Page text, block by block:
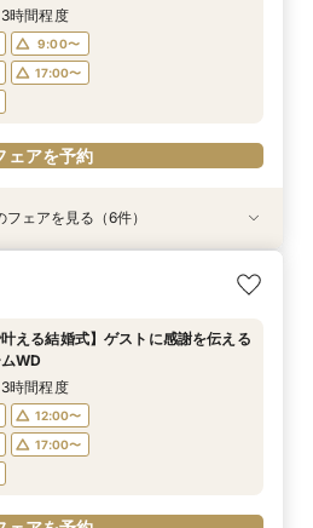
ェアを予約
ェアを予約
ェアを予約
17:00〜
ェアを予約
17:00〜
ェアを予約
17:00〜
ェアを予約
時間程度
9:00〜
17:00〜
ェアを予約
える結婚式】ゲストに感謝を伝える
WD
9:00〜
17:00〜
ェアを予約
挙式のみ・家族婚もOK】結婚準備
会◆
9:00〜
17:00〜
ェアを予約
の見学の方】見積比較！会場見学＆
相談
9:00〜
17:00〜
ェアを予約
チャペル挙式》【来館でアマギフ1
万ギフト×最大150万特典】緑溢れる
学×4万円相当フルコース試食付◎マ
3時間程度
17:00〜
ェアを予約
に】マイナビ限定★最大150万円特
ギフト｜豪華4万円分フレンチ試食
3時間程度
17:00〜
ェアを予約
おすすめ会場】豪華試食×チャペル
じっくり見積相談｜来館7万ギフト
3時間程度
17:00〜
ェアを予約
フェアを見る（6件）
叶える結婚式】ゲストに感謝を伝える
WD
時間程度
12:00〜
17:00〜